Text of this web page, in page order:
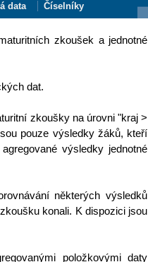
data Číselníky
zkoušek a jednotné
dat.
zkoušky na úrovni "kraj >
pouze výsledky žáků, kteří
výsledky jednotné
některých výsledků
konali. K dispozici jsou
položkovými daty